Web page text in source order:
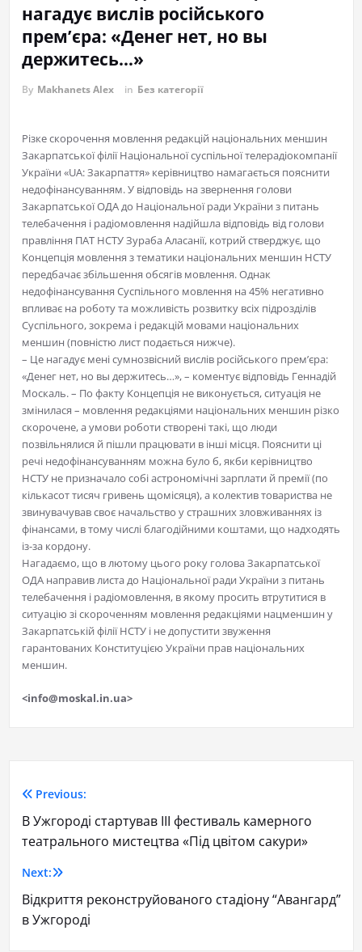
нагадує вислів російського
прем’єра: «Денег нет, но вы
держитесь…»
By Makhanets Alex in Без категорії
Різке скорочення мовлення редакцій національних меншин
Закарпатської філії Національної суспільної телерадіокомпанії
України «UA: Закарпаття» керівництво намагається пояснити
недофінансуванням. У відповідь на звернення голови
Закарпатської ОДА до Національної ради України з питань
телебачення і радіомовлення надійшла відповідь від голови
правління ПАТ НСТУ Зураба Аласанії, котрий стверджує, що
Концепція мовлення з тематики національних меншин НСТУ
передбачає збільшення обсягів мовлення. Однак
недофінансування Суспільного мовлення на 45% негативно
впливає на роботу та можливість розвитку всіх підрозділів
Суспільного, зокрема і редакцій мовами національних
меншин (повністю лист подається нижче).
– Це нагадує мені сумнозвісний вислів російського прем’єра:
«Денег нет, но вы держитесь…», – коментує відповідь Геннадій
Москаль. – По факту Концепція не виконується, ситуація не
змінилася – мовлення редакціями національних меншин різко
скорочене, а умови роботи створені такі, що люди
позвільнялися й пішли працювати в інші місця. Пояснити ці
речі недофінансуванням можна було б, якби керівництво
НСТУ не призначало собі астрономічні зарплати й премії (по
кількасот тисяч гривень щомісяця), а колектив товариства не
звинувачував своє начальство у страшних зловживаннях із
фінансами, в тому числі благодійними коштами, що надходять
із-за кордону.
Нагадаємо, що в лютому цього року голова Закарпатської
ОДА направив листа до Національної ради України з питань
телебачення і радіомовлення, в якому просить втрутитися в
ситуацію зі скороченням мовлення редакціями нацменшин у
Закарпатській філії НСТУ і не допустити звуження
гарантованих Конституцією України прав національних
меншин.
<info@moskal.in.ua>
Previous:
В Ужгороді стартував ІІІ фестиваль камерного
театрального мистецтва «Під цвітом сакури»
Next:
Відкриття реконструйованого стадіону “Авангард”
в Ужгороді